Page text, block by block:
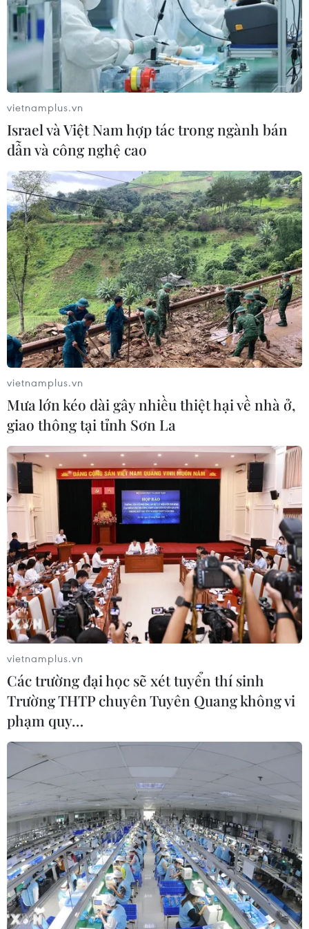
#hữu nghị #nhạc rap #Binz #Wowy
#đại sứ Mỹ
Theo dõi VietnamPlus
TIN LIÊN QUAN
Khuôn bánh Trung Thu 25 năm Việt-Mỹ và
nghệ nhân phố cổ cuối cùng
01/10/2020 10:11
Nhân kỷ niệm 25 năm quan hệ Việt Nam-Hoa Kỳ, đại
sứ Mỹ Daniel Kritenbrink đã tìm đến nghệ nhân Phạm
Văn Quang để đặt chiếc khuôn bánh đặc biệt nhân dịp
Rằm tháng Tám này.
Mỹ-Việt Nam tăng cường hợp tác về môi
trường, khoa học và y tế
vietnamplus.vn
Israel và Việt Nam hợp tác trong ngành bán
dẫn và công nghệ cao
vietnamplus.vn
Mưa lớn kéo dài gây nhiều thiệt hại về nhà ở,
giao thông tại tỉnh Sơn La
vietnamplus.vn
Các trường đại học sẽ xét tuyển thí sinh
Trường THTP chuyên Tuyên Quang không vi
phạm quy…